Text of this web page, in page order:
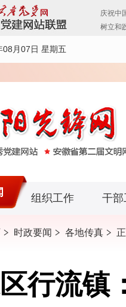
08月07日 星期五
组织工作 干部
时政要闻 各地传真
行流镇